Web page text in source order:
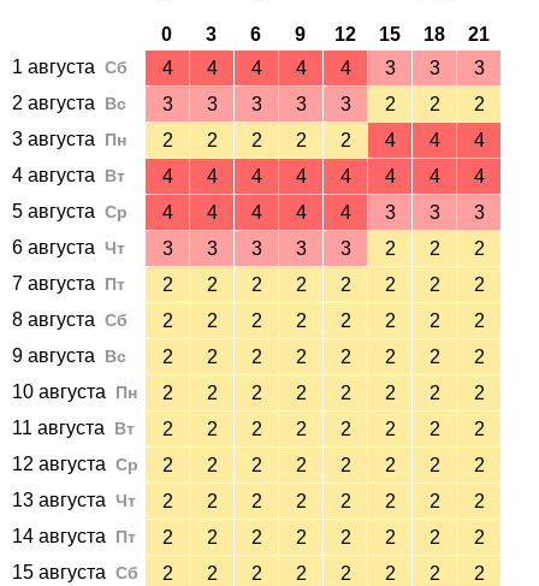
0 3 6 9 12 15 18
21
1 августа Сб 4 4 4 4 4 3 3
3
2 августа
Вс 3 3 3 3 3 2 2
2
3 августа
Пн 2 2 2 2 2 4 4
4
4 августа
Вт 4 4 4 4 4 4 4
4
5 августа Ср 4 4 4 4 4 3 3
3
6 августа Чт 3 3 3 3 3 2 2
2
7 августа
Пт 2 2 2 2 2 2 2
2
8 августа Сб 2 2 2 2 2 2 2
2
9 августа
Вс 2 2 2 2 2 2 2
2
10 августа
Пн 2 2 2 2 2 2 2
2
11 августа
Вт 2 2 2 2 2 2 2
2
12 августа Ср 2 2 2 2 2 2 2
2
13 августа Чт 2 2 2 2 2 2 2
2
14 августа
Пт 2 2 2 2 2 2 2
2
15 августа Сб 2 2 2 2 2 2 2
2